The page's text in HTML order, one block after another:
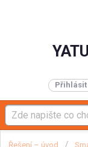
Přihlásit
Řešení – úvod